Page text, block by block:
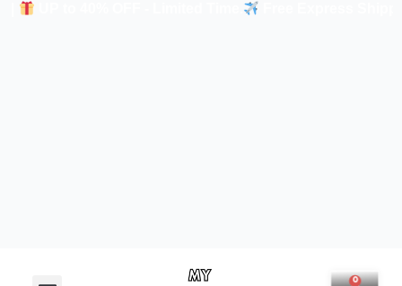
UP to 40% OFF - Limited Time Free Express Shipping |
0